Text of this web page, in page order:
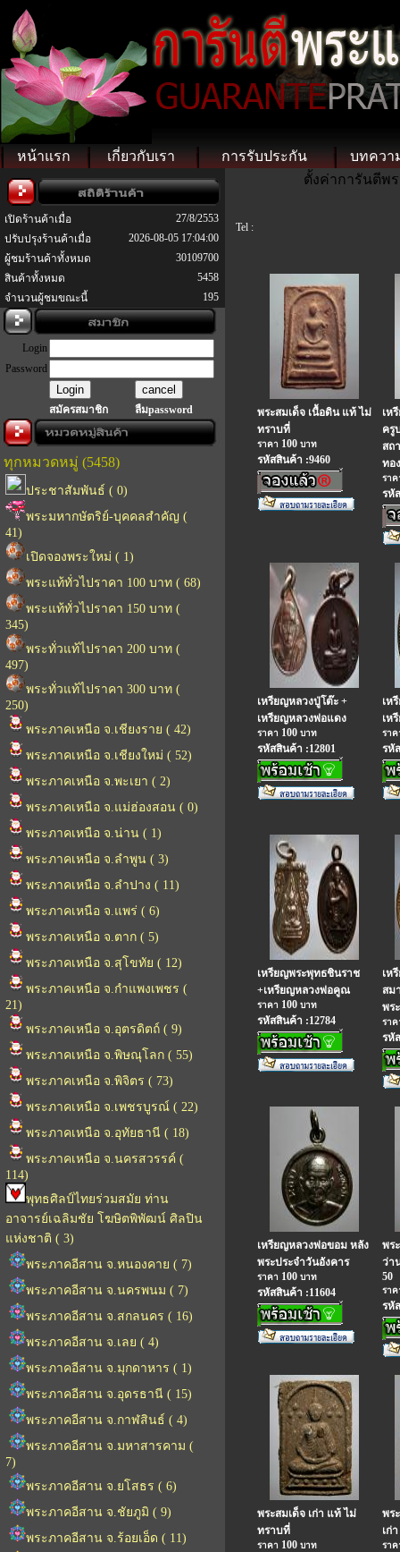
หน้าแรก เกี่ยวกับเรา การรับประกัน บทควา
เปิดร้านค้าเมื่อ
27/8/2553
ปรับปรุงร้านค้าเมื่อ
2026-08-05 17:04:00
ผู้ชมร้านค้าทั้งหมด
30109700
สินค้าทั้งหมด
5458
จำนวนผู้ชมขณะนี้
195
Login
Password
สมัครสมาชิก ลืมpassword
ทุกหมวดหมู่ (5458)
ประชาสัมพันธ์ ( 0)
พระมหากษัตริย์-บุคคลสำคัญ (
41)
เปิดจองพระใหม่ ( 1)
พระแท้ทั่วไปราคา 100 บาท ( 68)
พระแท้ทั่วไปราคา 150 บาท (
345)
พระทั่วแท้ไปราคา 200 บาท (
497)
พระทั่วแท้ไปราคา 300 บาท (
250)
พระภาคเหนือ จ.เชียงราย ( 42)
พระภาคเหนือ จ.เชียงใหม่ ( 52)
พระภาคเหนือ จ.พะเยา ( 2)
พระภาคเหนือ จ.แม่ฮ่องสอน ( 0)
พระภาคเหนือ จ.น่าน ( 1)
พระภาคเหนือ จ.ลำพูน ( 3)
พระภาคเหนือ จ.ลำปาง ( 11)
พระภาคเหนือ จ.แพร่ ( 6)
พระภาคเหนือ จ.ตาก ( 5)
พระภาคเหนือ จ.สุโขทัย ( 12)
พระภาคเหนือ จ.กำแพงเพชร (
21)
พระภาคเหนือ จ.อุตรดิตถ์ ( 9)
พระภาคเหนือ จ.พิษณุโลก ( 55)
พระภาคเหนือ จ.พิจิตร ( 73)
พระภาคเหนือ จ.เพชรบูรณ์ ( 22)
พระภาคเหนือ จ.อุทัยธานี ( 18)
พระภาคเหนือ จ.นครสวรรค์ (
114)
พุทธศิลป์ไทยร่วมสมัย ท่าน
อาจารย์เฉลิมชัย โฆษิตพิพัฒน์ ศิลปิน
แห่งชาติ ( 3)
พระภาคอีสาน จ.หนองคาย ( 7)
พระภาคอีสาน จ.นครพนม ( 7)
พระภาคอีสาน จ.สกลนคร ( 16)
พระภาคอีสาน จ.เลย ( 4)
พระภาคอีสาน จ.มุกดาหาร ( 1)
พระภาคอีสาน จ.อุดรธานี ( 15)
พระภาคอีสาน จ.กาฬสินธ์ ( 4)
พระภาคอีสาน จ.มหาสารคาม (
7)
พระภาคอีสาน จ.ยโสธร ( 6)
พระภาคอีสาน จ.ชัยภูมิ ( 9)
พระภาคอีสาน จ.ร้อยเอ็ด ( 11)
ตั้งค่าการันตีพร
Tel :
พระสมเด็จ เนื้อดิน แท้ ไม่
ทราบที่
ราคา 100 บาท
รหัสสินค้า :9460
เห
ครู
สถ
ทอ
รา
รหั
เหรียญหลวงปู่โต๊ะ +
เหรียญหลวงพ่อแดง
ราคา 100 บาท
รหัสสินค้า :12801
เห
เห
รา
รหั
เหรียญพระพุทธชินราช
+เหรียญหลวงพ่อคูณ
ราคา 100 บาท
รหัสสินค้า :12784
เห
สม
พร
รา
รหั
เหรียญหลวงพ่อขอม หลัง
พระประจำวันอังคาร
ราคา 100 บาท
รหัสสินค้า :11604
พร
ว่า
50
รา
รหั
พระสมเด็จ เก่า แท้ ไม่
ทราบที่
ราคา 100 บาท
พร
เก่
รา